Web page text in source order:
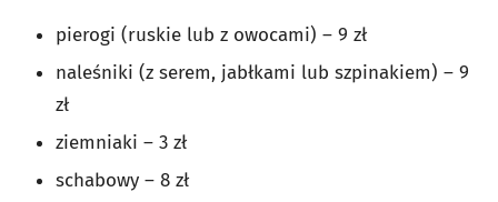
pierogi (ruskie lub z owocami) – 9 zł
naleśniki (z serem, jabłkami lub szpinakiem) – 9
zł
ziemniaki – 3 zł
schabowy – 8 zł